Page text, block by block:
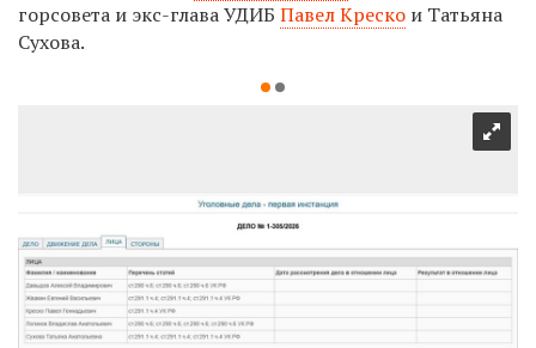
горсовета и экс-глава УДИБ Павел Креско и Татьяна
Сухова.